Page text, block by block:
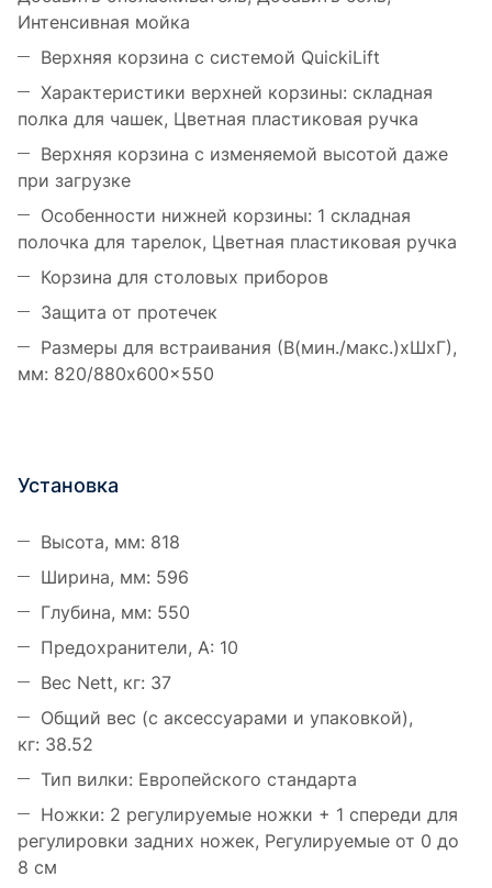
Интенсивная мойка
Верхняя корзина с системой QuickiLift
Характеристики верхней корзины: складная
полка для чашек, Цветная пластиковая ручка
Верхняя корзина с изменяемой высотой даже
при загрузке
Особенности нижней корзины: 1 складная
полочка для тарелок, Цветная пластиковая ручка
Корзина для столовых приборов
Защита от протечек
Размеры для встраивания (В(мин./макс.)хШхГ),
мм: 820/880x600x550
Установка
Высота, мм: 818
Ширина, мм: 596
Глубина, мм: 550
Предохранители, А: 10
Вес Nett, кг: 37
Общий вес (с аксессуарами и упаковкой),
кг: 38.52
Тип вилки: Европейского стандарта
Ножки: 2 регулируемые ножки + 1 спереди для
регулировки задних ножек, Регулируемые от 0 до
8 см